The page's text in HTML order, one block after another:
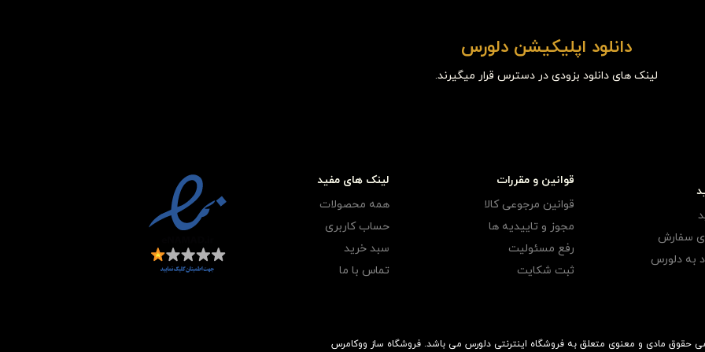
دانلود اپلیکیشن دلورس
لینک های دانلود بزودی در دسترس قرار میگیرند.
سفارش
به دلورس
قوانین و مقررات
قوانین مرجوعی کالا
مجوز و تاییدیه ها
رفع مسئولیت
ثبت شکایت
لینک های مفید
همه محصولات
حساب کاربری
سبد خرید
تماس با ما
فروشگاه ساز ووکامرس